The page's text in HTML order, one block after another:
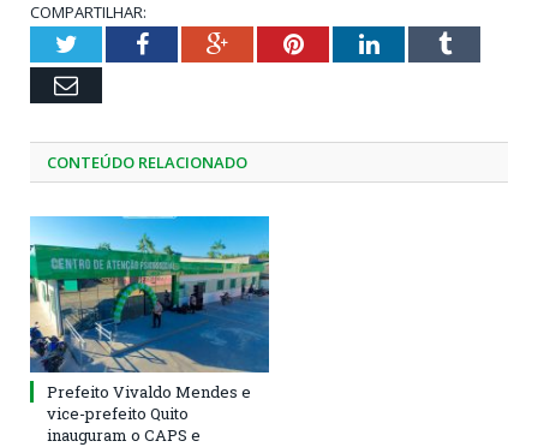
COMPARTILHAR:
TwitterFacebookGoogle+PinterestLinkedInTumblr
Email
CONTEÚDO RELACIONADO
Prefeito Vivaldo Mendes e
vice-prefeito Quito
inauguram o CAPS e